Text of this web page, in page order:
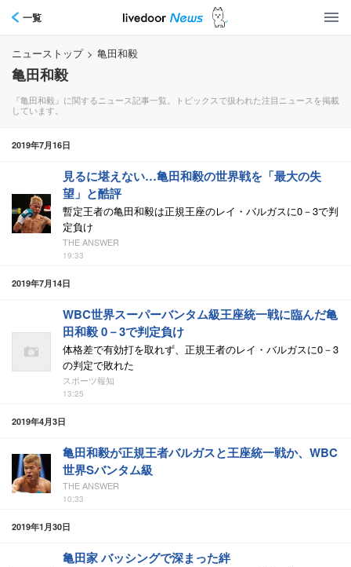
一覧
ニューストップ > 亀田和毅
亀田和毅
『亀田和毅』に関するニュース記事一覧。トピックスで扱われた注目ニュースを掲載
しています。
2019年7月16日
見るに堪えない…亀田和毅の世界戦を「最大の失
望」と酷評
暫定王者の亀田和毅は正規王座のレイ・バルガスに0－3で判
定負け
THE ANSWER
19:33
2019年7月14日
WBC世界スーパーバンタム級王座統一戦に臨んだ亀
田和毅 0－3で判定負け
体格差で有効打を取れず、正規王者のレイ・バルガスに0－3
の判定で敗れた
スポーツ報知
13:25
2019年4月3日
亀田和毅が正規王者バルガスと王座統一戦か、WBC
世界Sバンタム級
THE ANSWER
10:33
2019年1月30日
亀田家 バッシングで深まった絆